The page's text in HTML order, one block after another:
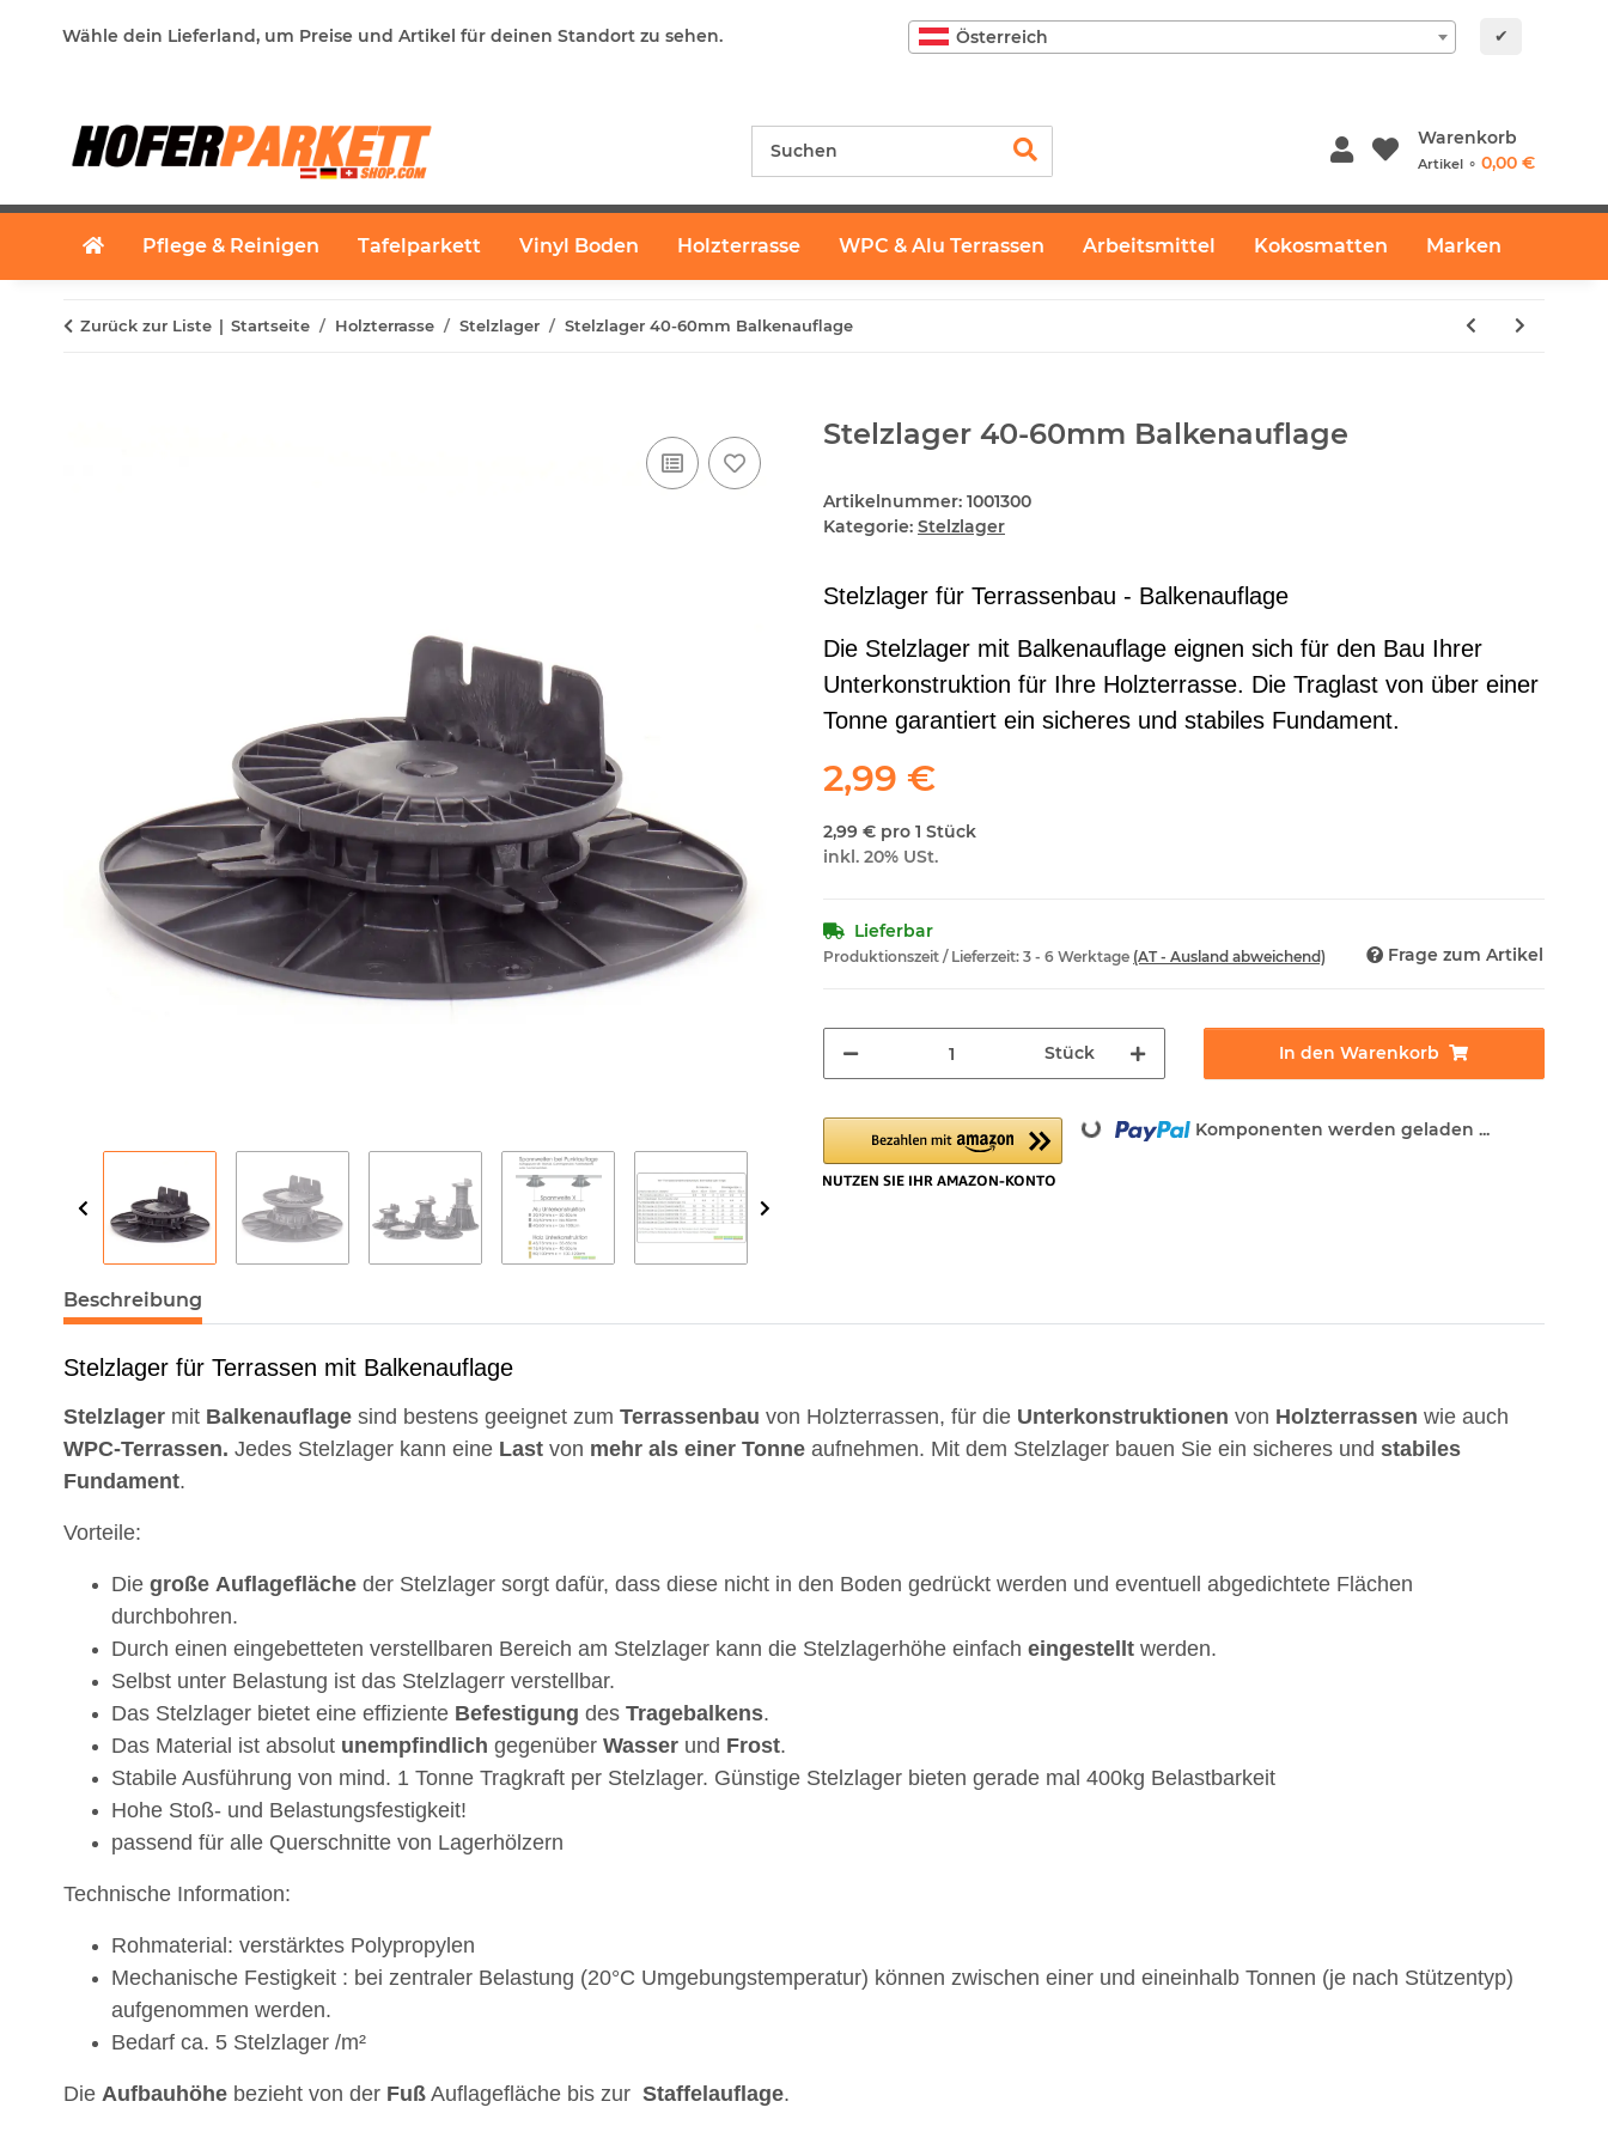
Wähle dein Lieferland, um Preise und Artikel für deinen Standort zu sehen. Österreich ✔
Warenkorb
Artikel ⚬ 0,00 €
Pflege & Reinigen Tafelparkett Vinyl Boden Holzterrasse WPC & Alu Terrassen Arbeitsmittel Kokosmatten Marken
Zurück zur Liste Startseite Holzterrasse Stelzlager Stelzlager 40-60mm Balkenauflage
Stelzlager 40-60mm Balkenauflage
Artikelnummer: 1001300
Kategorie: Stelzlager
Stelzlager für Terrassenbau - Balkenauflage
Die Stelzlager mit Balkenauflage eignen sich für den Bau Ihrer
Unterkonstruktion für Ihre Holzterrasse. Die Traglast von über einer
Tonne garantiert ein sicheres und stabiles Fundament.
2,99 €
2,99 € pro 1 Stück
inkl. 20% USt.
Lieferbar
Produktionszeit / Lieferzeit: 3 - 6 Werktage (AT - Ausland abweichend) Frage zum Artikel
Stück In den Warenkorb
Loading... Komponenten werden geladen ...
Beschreibung
Stelzlager für Terrassen mit Balkenauflage
Stelzlager mit Balkenauflage sind bestens geeignet zum Terrassenbau von Holzterrassen, für die Unterkonstruktionen von Holzterrassen wie auch
WPC-Terrassen. Jedes Stelzlager kann eine Last von mehr als einer Tonne aufnehmen. Mit dem Stelzlager bauen Sie ein sicheres und stabiles
Fundament.
Vorteile:
Die große Auflagefläche der Stelzlager sorgt dafür, dass diese nicht in den Boden gedrückt werden und eventuell abgedichtete Flächen
durchbohren.
Durch einen eingebetteten verstellbaren Bereich am Stelzlager kann die Stelzlagerhöhe einfach eingestellt werden.
Selbst unter Belastung ist das Stelzlagerr verstellbar.
Das Stelzlager bietet eine effiziente Befestigung des Tragebalkens.
Das Material ist absolut unempfindlich gegenüber Wasser und Frost.
Stabile Ausführung von mind. 1 Tonne Tragkraft per Stelzlager. Günstige Stelzlager bieten gerade mal 400kg Belastbarkeit
Hohe Stoß- und Belastungsfestigkeit!
passend für alle Querschnitte von Lagerhölzern
Technische Information:
Rohmaterial: verstärktes Polypropylen
Mechanische Festigkeit : bei zentraler Belastung (20°C Umgebungstemperatur) können zwischen einer und eineinhalb Tonnen (je nach Stützentyp)
aufgenommen werden.
Bedarf ca. 5 Stelzlager /m²
Die Aufbauhöhe bezieht von der Fuß Auflagefläche bis zur Staffelauflage.